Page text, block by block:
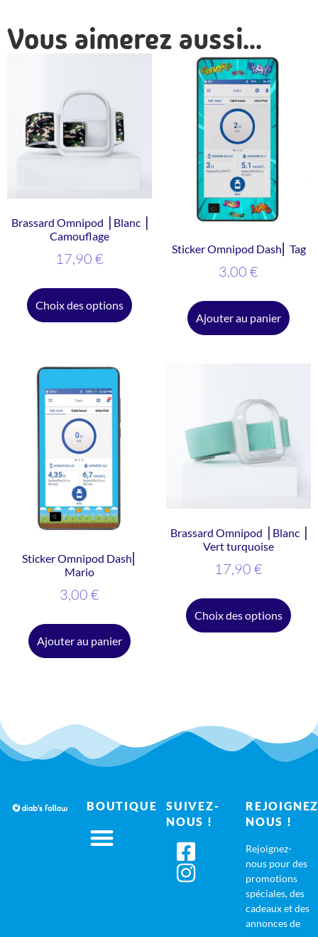
Vous aimerez aussi...
Brassard Omnipod ⎥ Blanc ⎥
Camouflage
17,90 €
Choix des options
Sticker Omnipod Dash⎜ Tag
3,00 €
Ajouter au panier
Sticker Omnipod Dash⎜
Mario
3,00 €
Ajouter au panier
Brassard Omnipod ⎥ Blanc ⎥
Vert turquoise
17,90 €
Choix des options
BOUTIQUE
SUIVEZ-
NOUS !
NOUS !
Rejoignez-
nous pour des
promotions
spéciales, des
cadeaux et des
annonces de